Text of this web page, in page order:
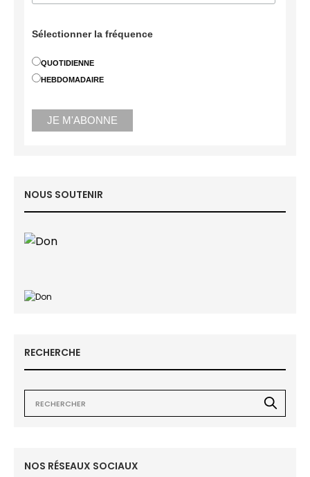
Sélectionner la fréquence
QUOTIDIENNE
HEBDOMADAIRE
NOUS SOUTENIR
RECHERCHE
NOS RÉSEAUX SOCIAUX